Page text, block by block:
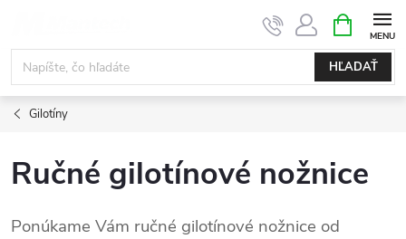
obsah
HĽADAŤ
KOŠÍK
Gilotíny
Ručné gilotínové nožnice
Ponúkame Vám ručné gilotínové nožnice od